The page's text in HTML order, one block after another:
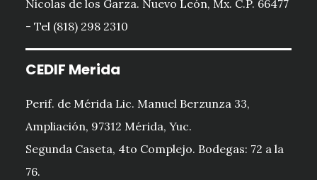
Nicolas de los Garza. Nuevo León, Mx. C.P. 66477
- Tel (818) 298 2310
CEDIF Merida
Perif. de Mérida Lic. Manuel Berzunza 33,
Ampliación, 97312 Mérida, Yuc.
Segunda Caseta, 4to Complejo. Bodegas: 72 a la
76.